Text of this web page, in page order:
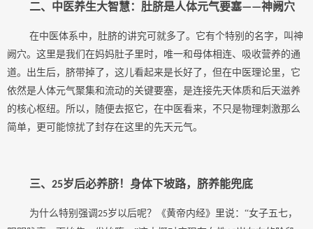
二、中医养生大智慧：肚脐是人体元气要塞——神阙穴
在中医体系中 ，肚脐的讲究可就多了。它有个特别的名字，叫神
阙穴。这里是我们在妈妈肚子里时，唯一和母体相连、吸收营养的通
道。出生后，脐带掉了，这儿看起来是长好了，但在中医理论里，它
依然是人体元气聚集和流动的关键要塞，是连接先天体质和后天滋养
的核心枢纽。所以，随便去抠它，在中医看来，不只是物理刺激那么
简单，更可能惊扰了封存在这里的先天元气。
三、 25岁后必养脐！身体下坡路，脐养能兜底
为什么特别强调25岁以后呢？《黄帝内经》里说：“女子五七，